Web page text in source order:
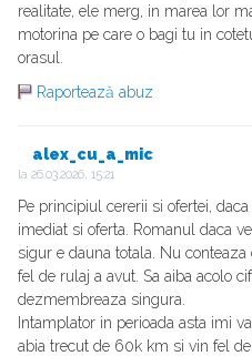
realitate, ele merg, in marea lor
motorina pe care o bagi tu in
orasul.
Raportează abuz
alex_cu_a_mic
la 26.03.2026, 15:21
Pe principiul cererii si ofertei,
imediat si oferta. Romanul daca
sigur e dauna totala. Nu
fel de rulaj a avut. Sa aiba acolo
dezmembreaza singura.
Intamplator in perioada asta imi
abia trecut de 60k km si vin fel